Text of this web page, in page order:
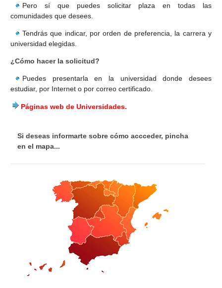
Pero sí que puedes solicitar plaza en todas las
comunidades que desees.
Tendrás que indicar, por orden de preferencia, la carrera y
universidad elegidas.
¿Cómo hacer la solicitud?
Puedes presentarla en la universidad donde desees
estudiar, por Internet o por correo certificado.
Páginas web de Universidades.
Si deseas informarte sobre cómo accceder, pincha
en el mapa...